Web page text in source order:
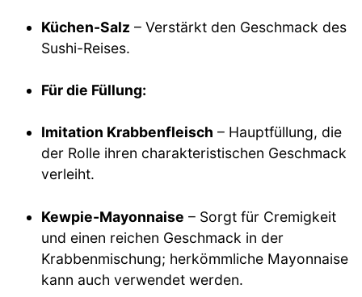
Küchen-Salz – Verstärkt den Geschmack des
Sushi-Reises.
Für die Füllung:
Imitation Krabbenfleisch – Hauptfüllung, die
der Rolle ihren charakteristischen Geschmack
verleiht.
Kewpie-Mayonnaise – Sorgt für Cremigkeit
und einen reichen Geschmack in der
Krabbenmischung; herkömmliche Mayonnaise
kann auch verwendet werden.